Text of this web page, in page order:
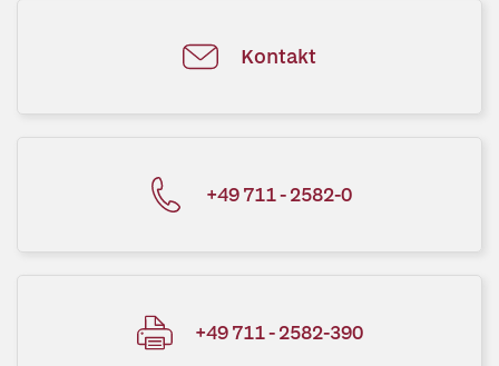
Kontakt
+49 711 - 2582-0
+49 711 - 2582-390